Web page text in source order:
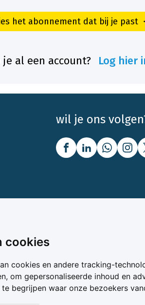
cookies
cookies en andere tracking-
om gepersonaliseerde inhoud en
begrijpen waar onze bezoekers
het abonnement dat bij je past
je al een account? Log hier
wil je ons
& Voer
Mijn